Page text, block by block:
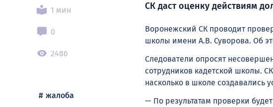
1 мин
0
2486
жалоба
СК даст оценку действиям
Воронежский СК проводит
школы имени А.В. Суворова. Об
Следователи опросят
сотрудников кадетской школы.
насколько в школе создавались
— По результатам проверки